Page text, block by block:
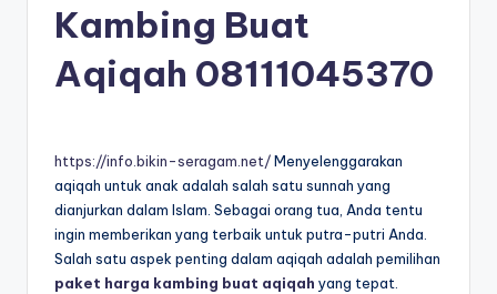
Kambing Buat
Aqiqah 08111045370
https://info.bikin-seragam.net/Menyelenggarakan
aqiqah untuk anak adalah salah satu sunnah yang
dianjurkan dalam Islam. Sebagai orang tua, Anda tentu
ingin memberikan yang terbaik untuk putra-putri Anda.
Salah satu aspek penting dalam aqiqah adalah pemilihan
paket harga kambing buat aqiqah yang tepat.